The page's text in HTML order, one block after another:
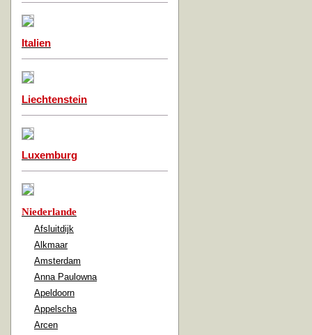
Italien
Liechtenstein
Luxemburg
Niederlande
Afsluitdijk
Alkmaar
Amsterdam
Anna Paulowna
Apeldoorn
Appelscha
Arcen